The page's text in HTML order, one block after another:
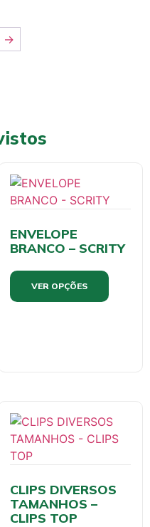
→
ENVELOPE
BRANCO – SCRITY
VER OPÇÕES
CLIPS DIVERSOS
TAMANHOS –
CLIPS TOP